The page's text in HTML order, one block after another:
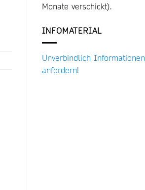
Monate verschickt).
INFOMATERIAL
Unverbindlich Informationen
anfordern!